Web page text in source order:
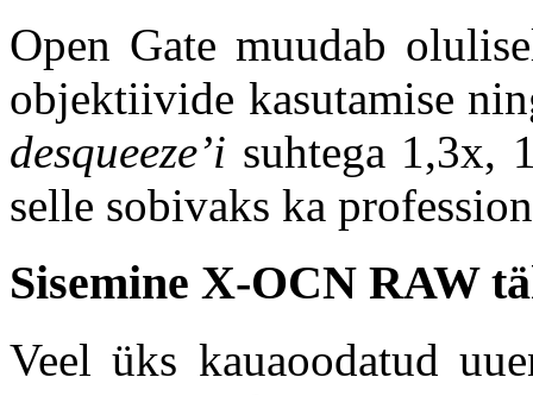
Open Gate muudab
objektiivide kasutamise
desqueeze’i suhtega 1,3x,
selle sobivaks ka
Sisemine X-OCN RAW
Veel üks kauaoodatud